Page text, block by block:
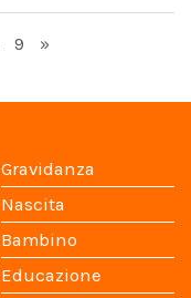
Page
9 »
Gravidanza
Nascita
Bambino
Educazione